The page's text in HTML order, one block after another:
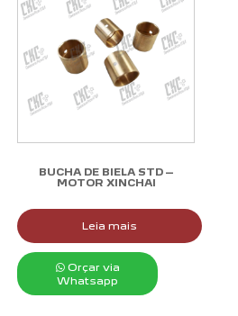
BUCHA DE BIELA STD –
MOTOR XINCHAI
Leia mais
Orçar via
Whatsapp